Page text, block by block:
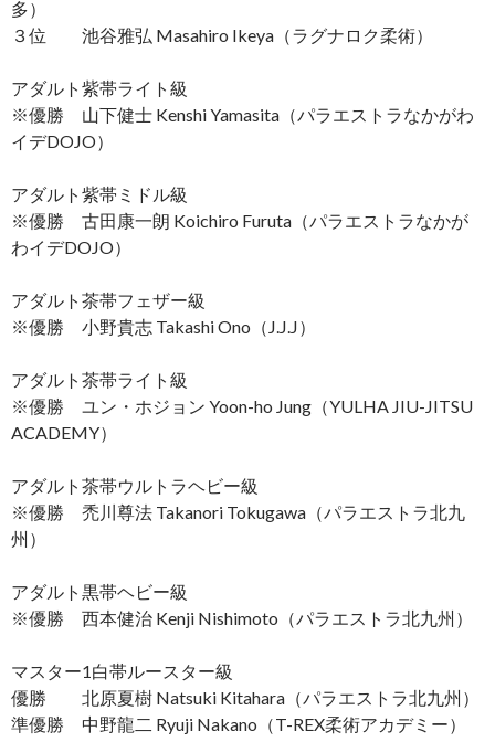
多）
３位 池谷雅弘 Masahiro Ikeya（ラグナロク柔術）
アダルト紫帯ライト級
※優勝 山下健士 Kenshi Yamasita（パラエストラなかがわ
イデDOJO）
アダルト紫帯ミドル級
※優勝 古田康一朗 Koichiro Furuta（パラエストラなかが
わイデDOJO）
アダルト茶帯フェザー級
※優勝 小野貴志 Takashi Ono（J.J.J）
アダルト茶帯ライト級
※優勝 ユン・ホジョン Yoon-ho Jung（YULHA JIU-JITSU
ACADEMY）
アダルト茶帯ウルトラヘビー級
※優勝 禿川尊法 Takanori Tokugawa（パラエストラ北九
州）
アダルト黒帯ヘビー級
※優勝 西本健治 Kenji Nishimoto（パラエストラ北九州）
マスター1白帯ルースター級
優勝 北原夏樹 Natsuki Kitahara（パラエストラ北九州）
準優勝 中野龍二 Ryuji Nakano（T-REX柔術アカデミー）